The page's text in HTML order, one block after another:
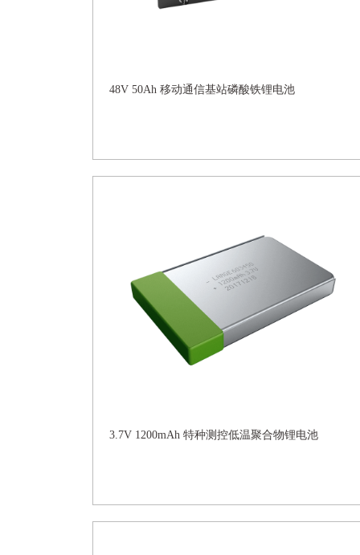
48V 50Ah 移动通信基站磷酸铁锂电池
3.7V 1200mAh 特种测控低温聚合物锂电池